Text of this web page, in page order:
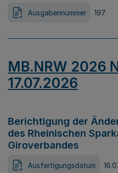
Ausgabennummer 197
MB.NRW 2026
17.07.2026
Berichtigung der
des Rheinischen
Giroverbandes
Ausfertigungsdatum